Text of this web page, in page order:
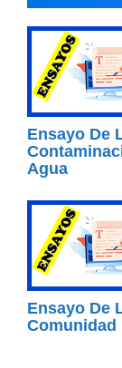
Ensayo De
Agua
Ensayo De
Comunidad